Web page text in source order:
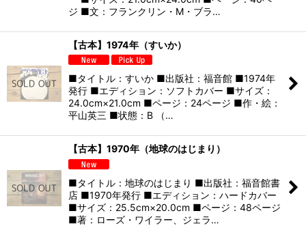
ジ ■文：フランクリン・M・ブラ…
【古本】1974年（すいか）
■タイトル：すいか ■出版社：福音館 ■1974年
発行 ■エディション：ソフトカバー ■サイズ：
24.0cm×21.0cm ■ページ：24ページ ■作・絵：
平山英三 ■状態：B （…
【古本】1970年（地球のはじまり）
■タイトル：地球のはじまり ■出版社：福音館書
店 ■1970年発行 ■エディション：ハードカバー
■サイズ：25.5cm×20.0cm ■ページ：48ページ
■著：ローズ・ワイラー、ジェラ…